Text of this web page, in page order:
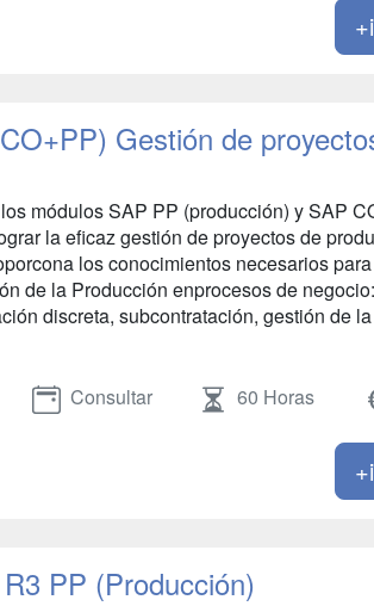
Gestión de
módulos SAP PP (producción) y SAP
la eficaz gestión de proyectos de
los conocimientos necesarios
de la Producción enprocesos de
discreta, subcontratación, gestión de
Consultar 60 Horas
PP (Producción)